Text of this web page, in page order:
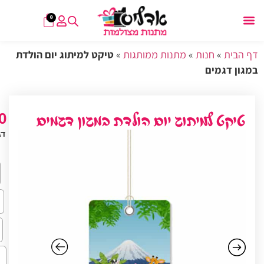
0
דף הבית » חנות » מתנות ממותגות » טיקט למיתוג יום הולדת
במגון דגמים
טיקט למיתוג יום הולדת במגון דגמים